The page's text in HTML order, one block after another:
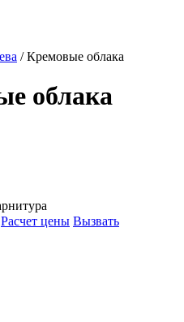
/ Кремовые облака
облака
Расчет цены Вызвать